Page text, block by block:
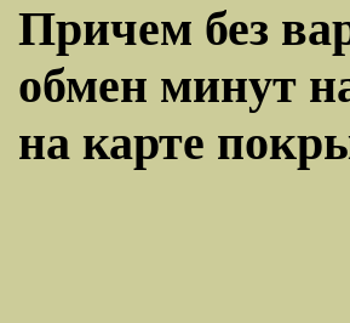
Причем без
обмен минут
на карте